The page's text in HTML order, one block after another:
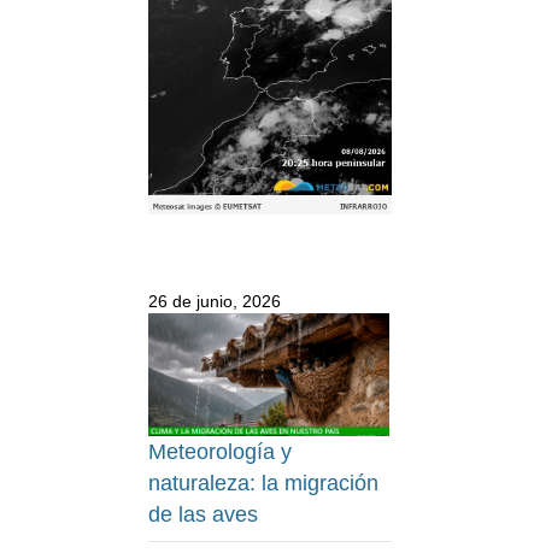
26 de junio, 2026
Meteorología y
naturaleza: la migración
de las aves